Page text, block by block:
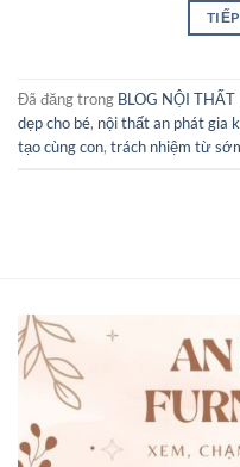
Đã đăng trong BLOG NỘI THẤT
dẹp cho bé, nội thất an phát gia
tạo cùng con, trách nhiệm từ